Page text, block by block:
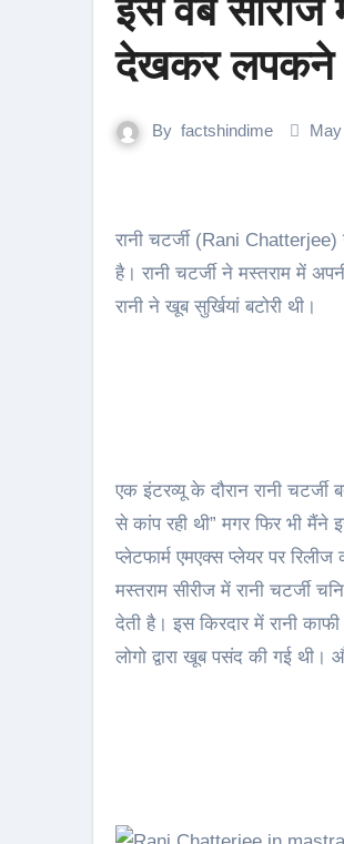
इस वेब सीरीज
देखकर लपकने
By factshindime
रानी चटर्जी (Rani Chatterjee) ने अपनी खूबसूरती तथा मस्तराम वेब सीरीज में अपने बोल्ड सीन से लोगों का दिल जीत लिया
है। रानी चटर्जी ने मस्तराम में
रानी ने खूब सुर्खियां बटोरी थी।
एक इंटरव्यू के दौरान रानी
से कांप रही थी” मगर फिर भी
प्लेटफार्म एमएक्स प्लेयर पर
मस्तराम सीरीज में रानी चटर्जी
देती है। इस किरदार में रानी
लोगो द्वारा खूब पसंद की गई थी।